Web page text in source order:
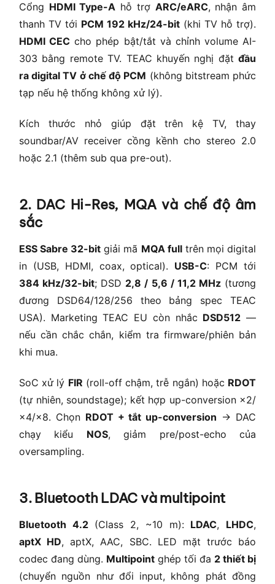
Cổng HDMI Type-A hỗ trợ ARC/eARC, nhận âm
thanh TV tới PCM 192 kHz/24-bit (khi TV hỗ trợ).
HDMI CEC cho phép bật/tắt và chỉnh volume AI-
303 bằng remote TV. TEAC khuyến nghị đặt đầu
ra digital TV ở chế độ PCM (không bitstream phức
tạp nếu hệ thống không xử lý).
Kích thước nhỏ giúp đặt trên kệ TV, thay
soundbar/AV receiver cồng kềnh cho stereo 2.0
hoặc 2.1 (thêm sub qua pre-out).
2. DAC Hi-Res, MQA và chế độ âm
sắc
ESS Sabre 32-bit giải mã MQA fulltrên mọi digital
in (USB, HDMI, coax, optical). USB-C: PCM tới
384 kHz/32-bit; DSD 2,8 / 5,6 / 11,2 MHz(tương
đương DSD64/128/256 theo bảng spec TEAC
USA). Marketing TEAC EU còn nhắc DSD512 —
nếu cần chắc chắn, kiểm tra firmware/phiên bản
khi mua.
SoC xử lý FIR (roll-off chậm, trễ ngắn) hoặc RDOT
(tự nhiên, soundstage); kết hợp up-conversion ×2/
×4/×8. Chọn RDOT + tắt up-conversion → DAC
chạy kiểu NOS, giảm pre/post-echo của
oversampling.
3. Bluetooth LDAC và multipoint
Bluetooth 4.2(Class 2, ~10 m): LDAC, LHDC,
aptX HD, aptX, AAC, SBC. LED mặt trước báo
codec đang dùng. Multipoint ghép tối đa 2 thiết bị
(chuyển nguồn như đổi input, không phát đồng